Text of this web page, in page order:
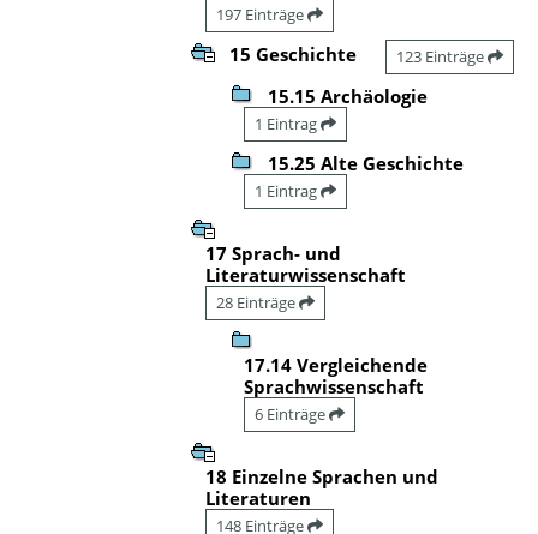
197 Einträge
15 Geschichte 123 Einträge
15.15 Archäologie
1 Eintrag
15.25 Alte Geschichte
1 Eintrag
17 Sprach- und
Literaturwissenschaft
28 Einträge
17.14 Vergleichende
Sprachwissenschaft
6 Einträge
18 Einzelne Sprachen und
Literaturen
148 Einträge